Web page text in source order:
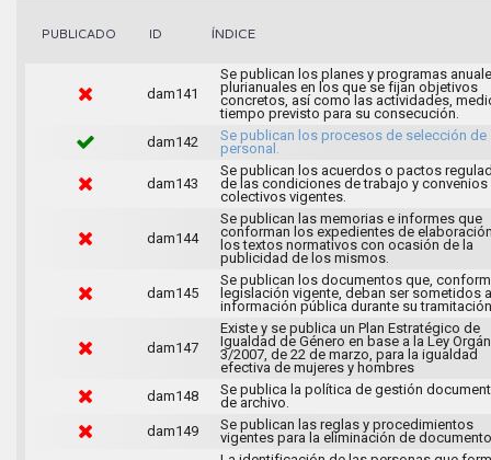
PUBLICADO ID ÍNDICE
dam141
Se publican los planes y programas
plurianuales en los que se fijan objetivos
concretos, así como las actividades,
tiempo previsto para su consecución.
dam142
Se publican los procesos de selección de
personal.
dam143
Se publican los acuerdos o pactos
de las condiciones de trabajo y convenios
colectivos vigentes.
dam144
Se publican las memorias e informes que
conforman los expedientes de
los textos normativos con ocasión de la
publicidad de los mismos.
dam145
Se publican los documentos que,
legislación vigente, deban ser sometidos a
información pública durante su
dam147
Existe y se publica un Plan Estratégico de
Igualdad de Género en base a la Ley
3/2007, de 22 de marzo, para la igualdad
efectiva de mujeres y hombres
dam148
Se publica la política de gestión
de archivo.
dam149
Se publican las reglas y procedimientos
vigentes para la eliminación de